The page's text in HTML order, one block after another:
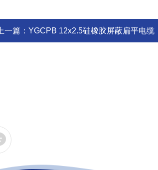
上一篇： YGCPB 12x2.5硅橡胶屏蔽扁平电缆